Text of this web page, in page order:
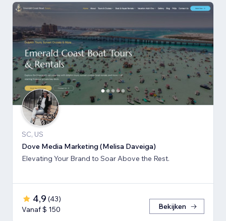
SC, US
Dove Media Marketing (Melisa Daveiga)
Elevating Your Brand to Soar Above the Rest.
4,9 (43)
Vanaf $ 150
Bekijken